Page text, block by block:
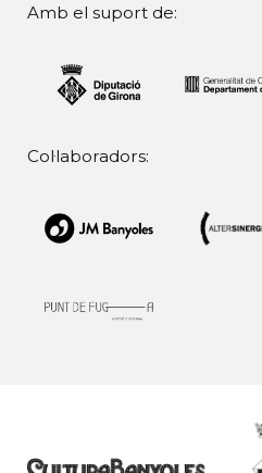
Amb el suport de:
Col·laboradors: